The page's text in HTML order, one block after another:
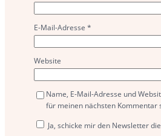
E-Mail-Adresse *
Website
Name, E-Mail-Adresse und
für meinen nächsten Kommentar
Ja, schicke mir den Newsletter